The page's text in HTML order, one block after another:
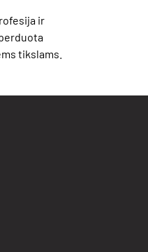
ir
tikslams.